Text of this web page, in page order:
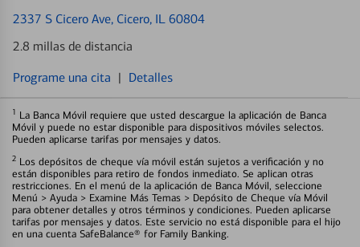
2337 S Cicero Ave, Cicero, IL 60804
2.8 millas de distancia
Programe una cita | Detalles
1 La Banca Móvil requiere que usted descargue la aplicación de Banca
Móvil y puede no estar disponible para dispositivos móviles selectos.
Pueden aplicarse tarifas por mensajes y datos.
2 Los depósitos de cheque vía móvil están sujetos a verificación y no
están disponibles para retiro de fondos inmediato. Se aplican otras
restricciones. En el menú de la aplicación de Banca Móvil, seleccione
Menú > Ayuda > Examine Más Temas > Depósito de Cheque vía Móvil
para obtener detalles y otros términos y condiciones. Pueden aplicarse
tarifas por mensajes y datos. Este servicio no está disponible para el hijo
en una cuenta SafeBalance® for Family Banking.